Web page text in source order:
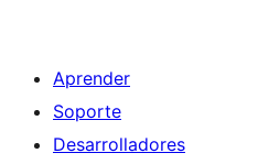
Aprender
Soporte
Desarrolladores